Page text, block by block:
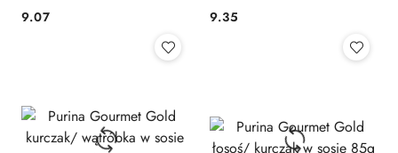
Cena:
9.07 Cena:
9.35